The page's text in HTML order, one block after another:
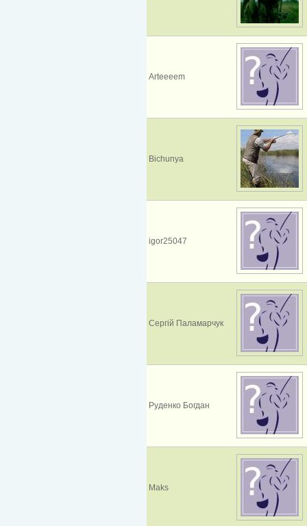
Arteeeem
Bichunya
igor25047
Сергій Паламарчук
Руденко Богдан
Maks